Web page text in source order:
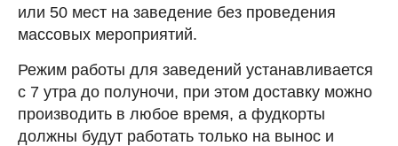
или 50 мест на заведение без проведения
массовых мероприятий.
Режим работы для заведений устанавливается
с 7 утра до полуночи, при этом доставку можно
производить в любое время, а фудкорты
должны будут работать только на вынос и